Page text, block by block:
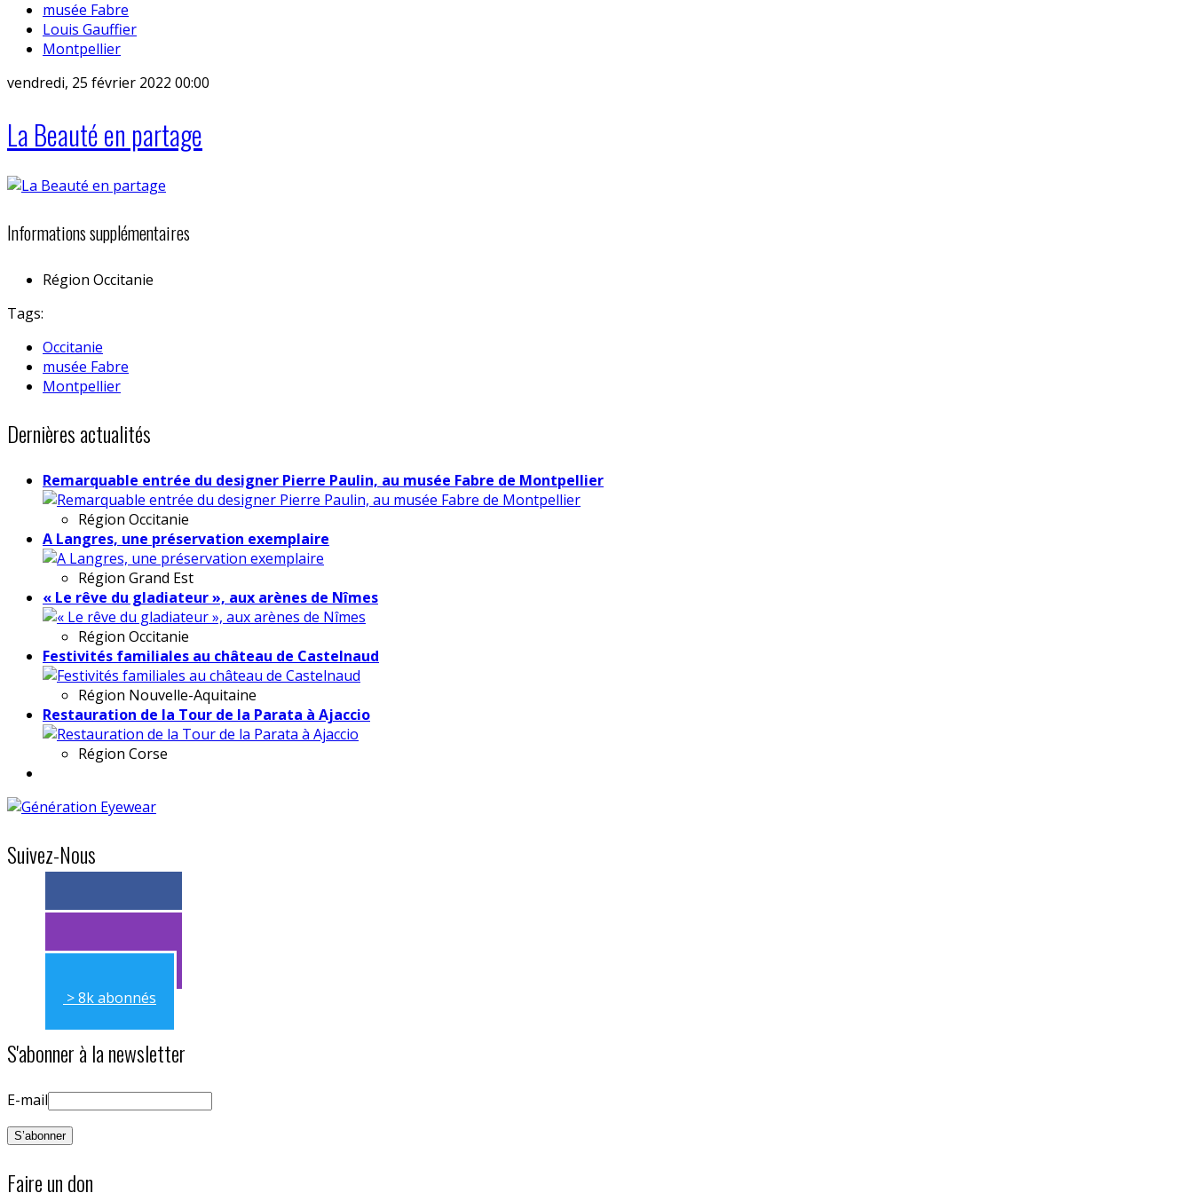
musée Fabre
Louis Gauffier
Montpellier
vendredi, 25 février 2022 00:00
La Beauté en partage
Informations supplémentaires
Région Occitanie
Tags:
Occitanie
musée Fabre
Montpellier
Dernières actualités
Remarquable entrée du designer Pierre Paulin, au musée Fabre de Montpellier
Région Occitanie
A Langres, une préservation exemplaire
Région Grand Est
« Le rêve du gladiateur », aux arènes de Nîmes
Région Occitanie
Festivités familiales au château de Castelnaud
Région Nouvelle-Aquitaine
Restauration de la Tour de la Parata à Ajaccio
Région Corse
Suivez-Nous
> 11k abonnés
> 11k abonnés
> 8k abonnés
S'abonner à la newsletter
E-mail
Faire un don